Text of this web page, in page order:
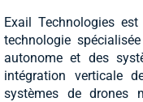
Exail Technologies
technologie
autonome et des
intégration verticale
systèmes de drones